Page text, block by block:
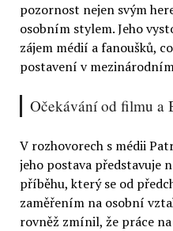
pozornost nejen svým
osobním stylem. Jeho
zájem médií a fanoušků,
postavení v
Očekávání od filmu a
V rozhovorech s médii
jeho postava představuje
příběhu, který se od
zaměřením na osobní
rovněž zmínil, že práce